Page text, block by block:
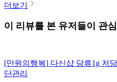
더보기
이 리뷰를 본 유저들이 관
[만원의행복] 다신샵 당류1g 저
단관리